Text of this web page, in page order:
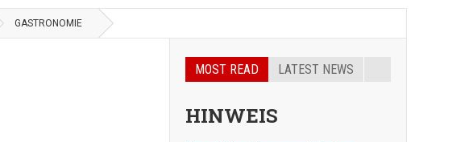
05 MAY 2026
DES JEUNES 2026 - SIEG GEHT AN JANIS
GASTRONOMIE
MOST READ LATEST NEWS
HINWEIS